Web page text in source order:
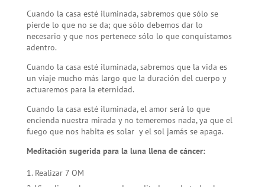
Cuando la casa esté iluminada, sabremos que sólo se
pierde lo que no se da; que sólo debemos dar lo
necesario y que nos pertenece sólo lo que conquistamos
adentro.
Cuando la casa esté iluminada, sabremos que la vida es
un viaje mucho más largo que la duración del cuerpo y
actuaremos para la eternidad.
Cuando la casa esté iluminada, el amor será lo que
encienda nuestra mirada y no temeremos nada, ya que el
fuego que nos habita es solar y el sol jamás se apaga.
Meditación sugerida para la luna llena de cáncer:
Realizar 7 OM